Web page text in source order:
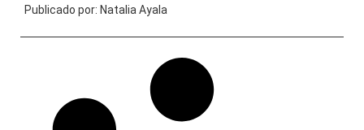
Publicado por: Natalia Ayala